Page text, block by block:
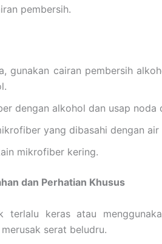
pembersih.
gunakan cairan pembersih
dengan alkohol dan usap noda
yang dibasahi dengan air
mikrofiber kering.
dan Perhatian Khusus
terlalu keras atau
serat beludru.